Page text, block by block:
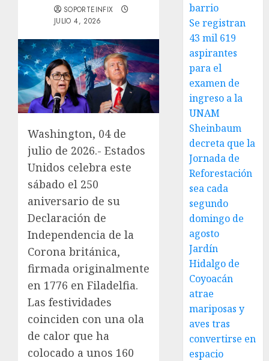
SOPORTEINFIX
JULIO 4, 2026
Washington, 04 de
julio de 2026.- Estados
Unidos celebra este
sábado el 250
aniversario de su
Declaración de
Independencia de la
Corona británica,
firmada originalmente
en 1776 en Filadelfia.
Las festividades
coinciden con una ola
de calor que ha
colocado a unos 160
barrio
Se registran
43 mil 619
aspirantes
para el
examen de
ingreso a la
UNAM
Sheinbaum
decreta que la
Jornada de
Reforestación
sea cada
segundo
domingo de
agosto
Jardín
Hidalgo de
Coyoacán
atrae
mariposas y
aves tras
convertirse en
espacio